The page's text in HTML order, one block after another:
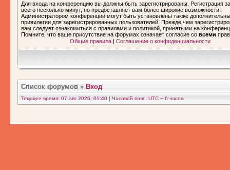
Для входа на конференцию вы должны быть зарегистрированы. Регистрация
всего несколько минут, но предоставляет вам более широкие возможности.
Администратором конференции могут быть установлены также
привилегии для зарегистрированных пользователей. Прежде чем
вам следует ознакомиться с правилами и политикой, принятыми на
Помните, что ваше присутствие на форумах означает согласие со всеми
Общие правила| Соглашение о конфиденциальности
Список форумов » Вход
Текущее время: 07 авг 2026, 01:40 | Часовой пояс: UTC − 6 часов